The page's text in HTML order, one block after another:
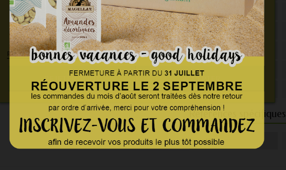
Nous utilisons des cookies pour améliorer votre expérience de navigation et
personnaliser les services proposés de manière anonyme. En acceptant vous
consentez à l'utilisation de cookies pour l'ensemble des finalités du site.
Plus d'informations Personnaliser les cookies
REJETER TOUT ACCEPTER
Pays d'origine
Masse nette / UVC
Emballage tertiaire
Allergènes stockage
DDM garantie
Références spécifiques
ean13